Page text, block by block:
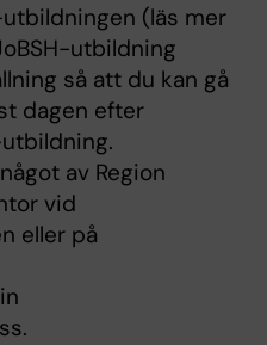
(läs mer
utbildning
så att du kan gå
dagen efter
av Region
vid
eller på